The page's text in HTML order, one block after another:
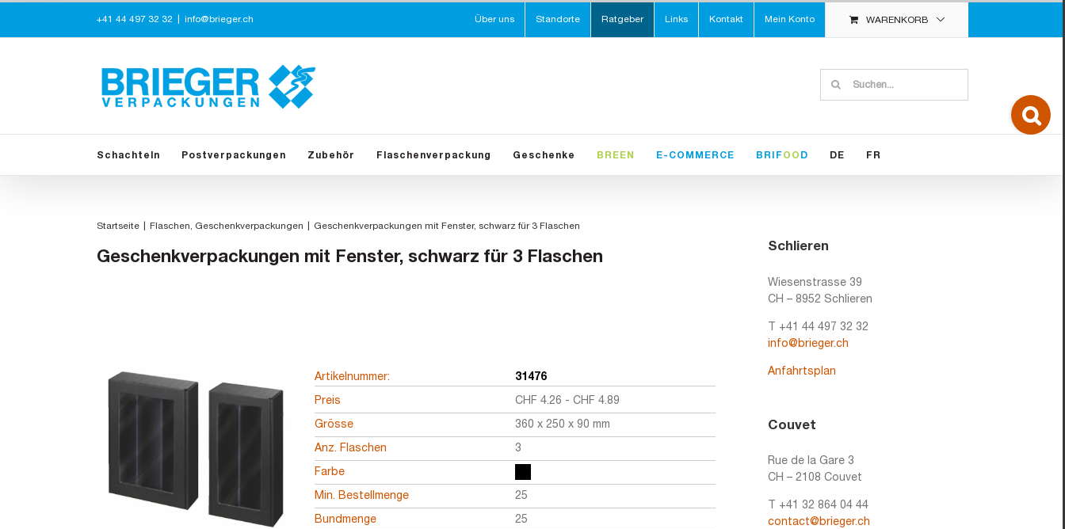
springen
+41 44 497 32 32 info@brieger.ch Über uns Standorte Ratgeber Links Kontakt Mein Konto WARENKORB
nach:
Schachteln Postverpackungen Zubehör Flaschenverpackung Geschenke BREEN E-COMMERCE BRIF OO D DE FR
Startseite Flaschen Geschenkverpackungen Geschenkverpackungen mit Fenster, schwarz für 3 Flaschen
Geschenkverpackungen mit Fenster, schwarz für 3 Flaschen
Artikelnummer: 31476
Preis CHF 4.26 -CHF 4.89
Grösse 360 x 250 x 90 mm
Anz. Flaschen 3
Farbe
Min. Bestellmenge 25
Bundmenge 25
Schlieren
Wiesenstrasse 39
CH – 8952 Schlieren
T +41 44 497 32 32
info@brieger.ch
Anfahrtsplan
Couvet
Rue de la Gare 3
CH – 2108 Couvet
T +41 32 864 04 44
contact@brieger.ch
Toggle
Sliding
Bar